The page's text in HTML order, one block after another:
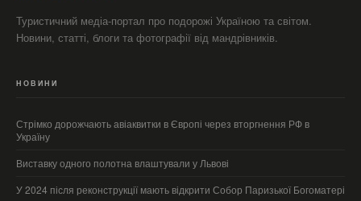
Туристичний медіа-портал про подорожі Україною та світом.
Новини, статті, блоги та фотографії від мандрівників.
НОВИНИ
Стрімко дорожчають авіаквитки в Європі через вторгнення РФ в
Україну
Виставку одного полотна влаштували у Львові
У 2024 після реконструкції мають відкрити Собор Паризької Богоматері